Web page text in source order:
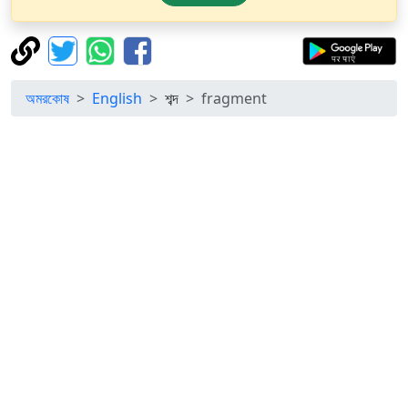
অমরকোষ English শব্দ fragment